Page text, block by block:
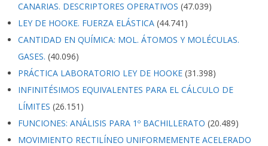
CANARIAS. DESCRIPTORES OPERATIVOS (47.039)
LEY DE HOOKE. FUERZA ELÁSTICA (44.741)
CANTIDAD EN QUÍMICA: MOL. ÁTOMOS Y MOLÉCULAS.
GASES. (40.096)
PRÁCTICA LABORATORIO LEY DE HOOKE (31.398)
INFINITÉSIMOS EQUIVALENTES PARA EL CÁLCULO DE
LÍMITES (26.151)
FUNCIONES: ANÁLISIS PARA 1º BACHILLERATO (20.489)
MOVIMIENTO RECTILÍNEO UNIFORMEMENTE ACELERADO